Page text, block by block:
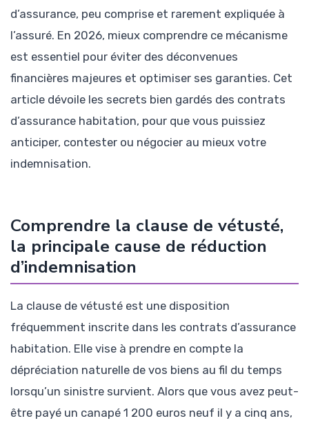
d’assurance, peu comprise et rarement expliquée à
l’assuré. En 2026, mieux comprendre ce mécanisme
est essentiel pour éviter des déconvenues
financières majeures et optimiser ses garanties. Cet
article dévoile les secrets bien gardés des contrats
d’assurance habitation, pour que vous puissiez
anticiper, contester ou négocier au mieux votre
indemnisation.
Comprendre la clause de vétusté,
la principale cause de réduction
d’indemnisation
La clause de vétusté est une disposition
fréquemment inscrite dans les contrats d’assurance
habitation. Elle vise à prendre en compte la
dépréciation naturelle de vos biens au fil du temps
lorsqu’un sinistre survient. Alors que vous avez peut-
être payé un canapé 1 200 euros neuf il y a cinq ans,